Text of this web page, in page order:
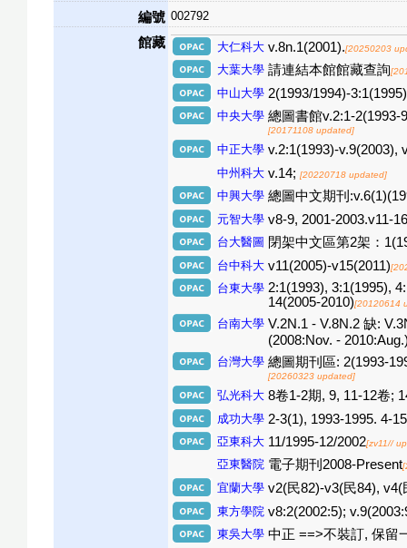
編號 002792
館藏 大仁科大 v.8n.1(2001).[20250203
大葉大學 請連結本館館藏查詢
中山大學 2(1993/1994)-
中央大學 總圖書館v.2:1-2(1993-
[20171108 updated]
中正大學 v.2:1(1993)-v.9(2003),
中州科大 v.14; [20220718 updated]
中興大學 總圖中文期刊
元智大學 v8-9, 2001-2003.v11-
台大醫圖 閉架中文區第2架：
台中科大 v11(2005)-v15(2011)
台東大學 2:1(1993), 3:1(1995),
14(2005-2010)[20120614
台南大學 V.2N.1 - V.8N.2 缺:
(2008:Nov. -
台灣大學 總圖期刊區: 2(1993-
[20260323 updated]
弘光科大 8卷1-2期, 9, 11-12卷;
成功大學 2-3(1), 1993-1995. 4-
亞東科大 11/1995-12/2002[zv11//
亞東醫院 電子期刊2008-Present
宜蘭大學 v2(民82)-v3(民84),
東方學院 v8:2(2002:5);
東吳大學 中正 ==>不裝訂, 保留